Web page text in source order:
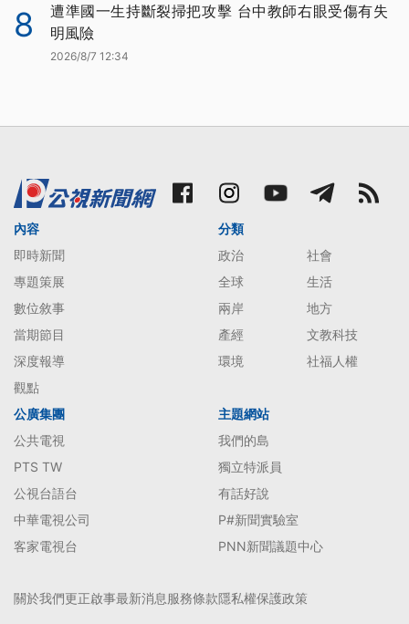
8
遭準國一生持斷裂掃把攻擊 台中教師右眼受傷有失
明風險
2026/8/7 12:34
內容
即時新聞
專題策展
數位敘事
當期節目
深度報導
觀點
分類
政治
社會
全球
生活
兩岸
地方
產經
文教科技
環境
社福人權
公廣集團
公共電視
PTS TW
公視台語台
中華電視公司
客家電視台
主題網站
我們的島
獨立特派員
有話好說
P#新聞實驗室
PNN新聞議題中心
關於我們更正啟事最新消息服務條款隱私權保護政策